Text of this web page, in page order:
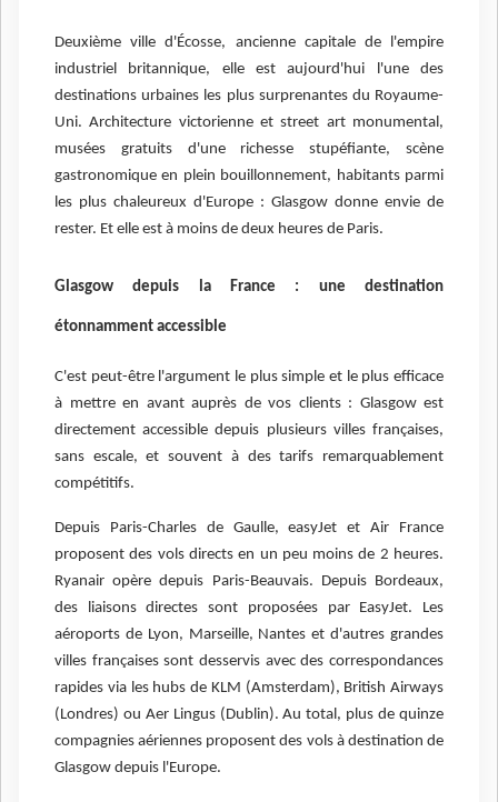
Deuxième ville d'Écosse, ancienne capitale de l'empire
industriel britannique, elle est aujourd'hui l'une des
destinations urbaines les plus surprenantes du Royaume-
Uni. Architecture victorienne et street art monumental,
musées gratuits d'une richesse stupéfiante, scène
gastronomique en plein bouillonnement, habitants parmi
les plus chaleureux d'Europe : Glasgow donne envie de
rester. Et elle est à moins de deux heures de Paris.
Glasgow depuis la France : une destination
étonnamment accessible
C'est peut-être l'argument le plus simple et le plus efficace
à mettre en avant auprès de vos clients : Glasgow est
directement accessible depuis plusieurs villes françaises,
sans escale, et souvent à des tarifs remarquablement
compétitifs.
Depuis Paris-Charles de Gaulle, easyJet et Air France
proposent des vols directs en un peu moins de 2 heures.
Ryanair opère depuis Paris-Beauvais. Depuis Bordeaux,
des liaisons directes sont proposées par EasyJet. Les
aéroports de Lyon, Marseille, Nantes et d'autres grandes
villes françaises sont desservis avec des correspondances
rapides via les hubs de KLM (Amsterdam), British Airways
(Londres) ou Aer Lingus (Dublin). Au total, plus de quinze
compagnies aériennes proposent des vols à destination de
Glasgow depuis l'Europe.